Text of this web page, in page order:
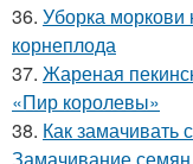
36. Уборка моркови
корнеплода
37. Жареная
«Пир королевы»
38. Как замачивать
Замачивание